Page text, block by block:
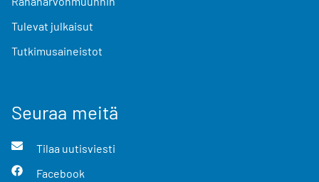
Tulevat julkaisut
Tutkimusaineistot
Seuraa meitä
Tilaa uutisviesti
Facebook